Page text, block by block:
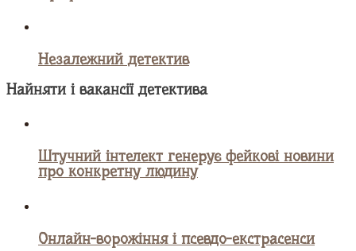
Незалежний детектив
Найняти і вакансії детектива
Штучний інтелект генерує фейкові новини
про конкретну людину
Онлайн-ворожіння і псевдо-екстрасенси